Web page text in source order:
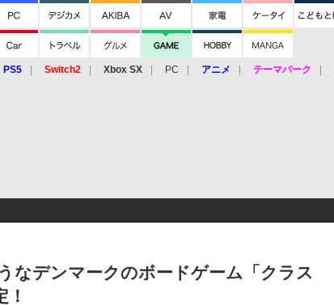
PS5 Switch2 Xbox SX PC アニメ テーマパーク
なデンマークのボードゲーム「クラス